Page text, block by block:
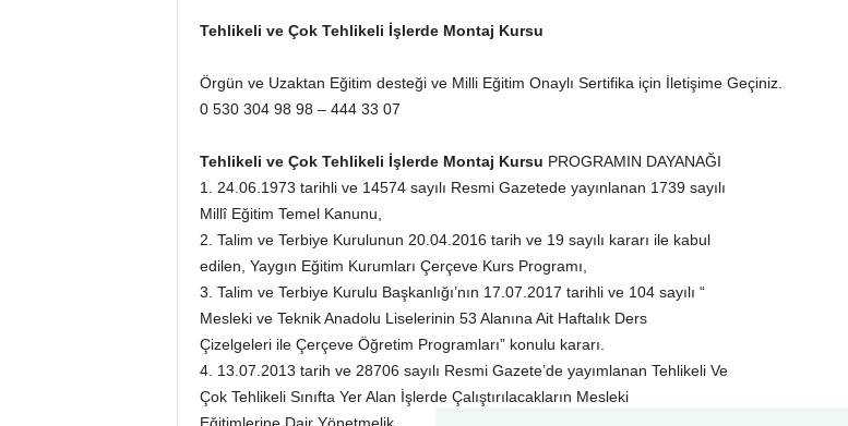
Tehlikeli ve Çok Tehlikeli İşlerde Montaj Kursu
Örgün ve Uzaktan Eğitim desteği ve Milli Eğitim Onaylı Sertifika için İletişime Geçiniz.
0 530 304 98 98 – 444 33 07
Tehlikeli ve Çok Tehlikeli İşlerde Montaj Kursu PROGRAMIN DAYANAĞI
1. 24.06.1973 tarihli ve 14574 sayılı Resmi Gazetede yayınlanan 1739 sayılı
Millî Eğitim Temel Kanunu,
2. Talim ve Terbiye Kurulunun 20.04.2016 tarih ve 19 sayılı kararı ile kabul
edilen, Yaygın Eğitim Kurumları Çerçeve Kurs Programı,
3. Talim ve Terbiye Kurulu Başkanlığı’nın 17.07.2017 tarihli ve 104 sayılı “
Mesleki ve Teknik Anadolu Liselerinin 53 Alanına Ait Haftalık Ders
Çizelgeleri ile Çerçeve Öğretim Programları” konulu kararı.
4. 13.07.2013 tarih ve 28706 sayılı Resmi Gazete’de yayımlanan Tehlikeli Ve
Çok Tehlikeli Sınıfta Yer Alan İşlerde Çalıştırılacakların Mesleki